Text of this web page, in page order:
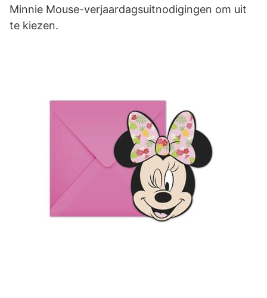
Minnie Mouse-verjaardagsuitnodigingen om uit
te kiezen.